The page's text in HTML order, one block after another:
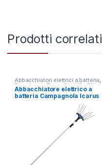
Prodotti correlati
Abbacchiatori elettrici a batteria,
Brucatura e Raccolta delle Olive
Abbacchiatore elettrico a
batteria Campagnola Icarus
ECO – Asta Alluminio 150-